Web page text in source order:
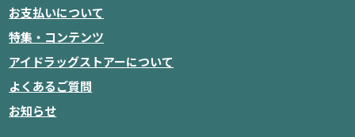
お支払いについて
特集・コンテンツ
アイドラッグストアーについて
よくあるご質問
お知らせ